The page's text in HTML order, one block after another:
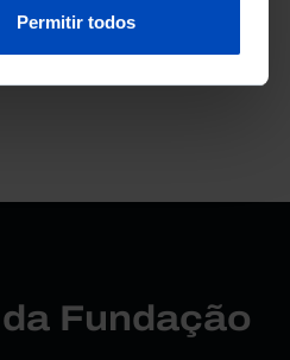
Permitir todos
Fundação